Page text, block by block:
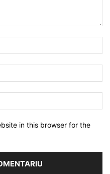
in this browser for the